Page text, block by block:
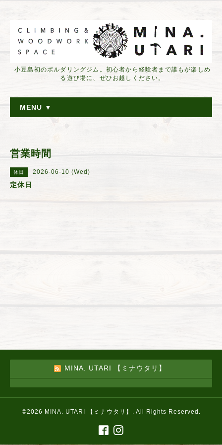
小豆島初のボルダリングジム。初心者から経験者まで誰もが楽しめ
る遊び場に、ぜひお越しください。
MENU ▼
営業時間
休日 2026-06-10 (Wed)
定休日
MINA. UTARI 【ミナウタリ】
©2026 MINA. UTARI 【ミナウタリ】 . All Rights Reserved.